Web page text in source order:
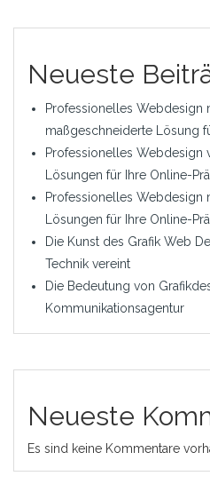
Neueste
Professionelles Webdesign
maßgeschneiderte Lösung
Professionelles Webdesign
Lösungen für Ihre Online-
Professionelles Webdesign
Lösungen für Ihre Online-
Die Kunst des Grafik Web
Technik vereint
Die Bedeutung von
Kommunikationsagentur
Neueste
Es sind keine Kommentare